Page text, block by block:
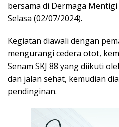
bersama di Dermaga
Selasa (02/07/2024).
Kegiatan diawali dengan
mengurangi cedera otot,
Senam SKJ 88 yang diikuti
dan jalan sehat, kemudian
pendinginan.